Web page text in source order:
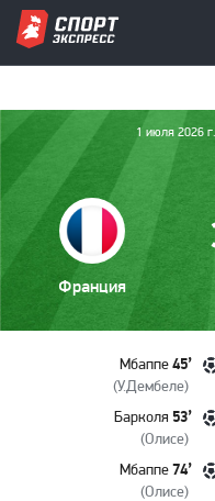
1 июля 2026 г.
Франция
Мбаппе 45’
(У.Дембеле)
Барколя 53’
(Олисе)
Мбаппе 74’
(Олисе)